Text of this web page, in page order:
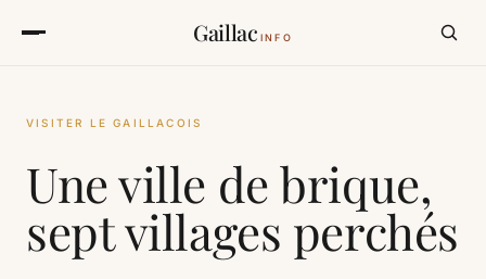
Gaillac INFO
VISITER LE GAILLACOIS
Une ville de brique,
sept villages perchés